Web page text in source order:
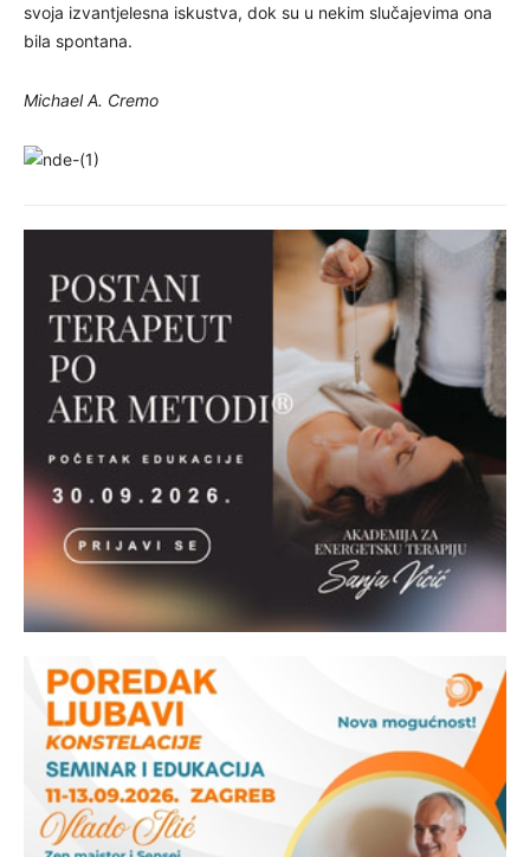
svoja izvantjelesna iskustva, dok su u nekim slučajevima ona
bila spontana.
Michael A. Cremo